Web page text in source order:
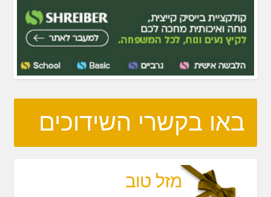
באו בקשרי השידוכים
מזל טוב